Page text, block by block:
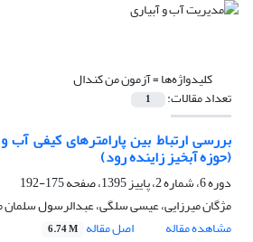
کلیدواژه‌ها =آزمون من کندال
تعداد مقالات: 1
بررسی ارتباط بین پارامترهای کیفی آب
(حوزه آبخیز زاینده رود) ‏
دوره 6، شماره 2، پاییز 1395، صفحه
175-192
مژگان میرزایی، عیسی سلگی، عبدالرسول سلمان
مشاهده مقاله
اصل مقاله 6.74 M